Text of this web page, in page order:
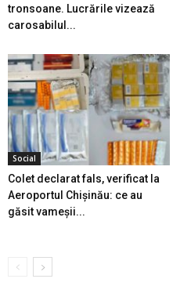
tronsoane. Lucrările vizează
carosabilul...
Social
Colet declarat fals, verificat la
Aeroportul Chișinău: ce au
găsit vameșii...